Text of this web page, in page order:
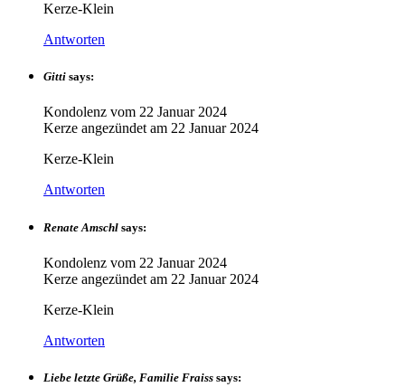
Kerze-Klein
Antworten
Gitti says:
Kondolenz vom 22 Januar 2024
Kerze angezündet am 22 Januar 2024
Kerze-Klein
Antworten
Renate Amschl says:
Kondolenz vom 22 Januar 2024
Kerze angezündet am 22 Januar 2024
Kerze-Klein
Antworten
Liebe letzte Grüße, Familie Fraiss says: